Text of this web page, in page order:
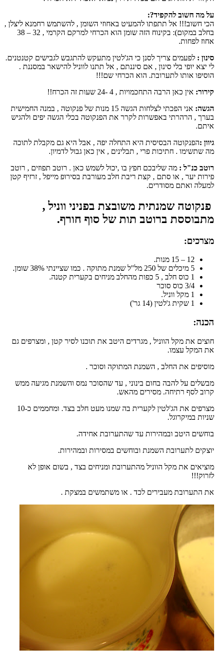
על מה חשוב להקפיד?:
הכי חשוב!!! אל תתפתו להמעיט באחוזי השומן , להשתמש רחמנא ליצלן ,
בחלב במקום): בקינוח הזה שומן הוא הכרחי למרקם הקרמי , 32 – 38
אחוז לפחות.
סינון : לפעמים צריך לסנן כי הג'לטין מתעקש להתגבש לגבישים קטנטנים.
לי יצא יופי בלי סינון , אם סיננתם , אל תתנו לווניל להישאר במסננת .
הוסיפו אותו לתערובת. הוא הכרחי שם!!!
קירור: אין כאן הרבה התחכמויות , 4 -24 שעות זה הכרח!!
הגשה:
אני הפכתי לצלחות הגשה 15 מנות של פנקוטה , במנה החמישית
בערך , הרהרתי באפשרות לקרר את הפנקוטה בכלי הגשה יפים ולהגיש
איתם.
גיוון :הפנקוטה הבסיסית היא התחלה יפה , אבל היא גם מקבלת לתוכה
מה שתשימו . חתיכות פרי , תבלינים , אין כאן גבול לדמיון.
רוטב כנ"ל : מה שליבכם חפץ בו ,יכול לשמש כאן . רוטב תפוזים , רוטב
פירות יער , או סתם , קצת ריבת חלב מעורבת בסירופ מייפל , זרזיף קטן
למעלה ואתם מסודרים.
פנקוטה שמנתית משובצת בפניני ווניל ,
מתבוססת ברוטב תות של סוף חורף.
מצרכים:
12 – 15 מנות.
5 מיכלים של 250 מל"ל שמנת מתוקה . כמו שציינתי 38% שומן.
1 כוס חלב , 5 כפות מהחלב מניחים בקערית קטנה.
3/4 כוס סוכר
1 מקל ווניל.
1 שקית ג'לטין (14 גר')
הכנה:
חוצים את מקל הווניל , מגרדים היטב את תוכנו לסיר קטן , ומצרפים גם
את המקל עצמו.
מוסיפים את החלב , השמנת המתוקה וסוכר .
מבשלים על להבה בחום בינוני , עד שהסוכר נמס והשמנת מגיעה ממש
קרוב לסף רתיחה. מסירים מהאש.
מצרפים את הג'לטין לקערית בה שמנו מעט חלב בצד. ומחממים כ-10
שניות במיקרוגל.
בוחשים היטב ובמהירות עד שהתערובת אחידה.
יוצקים לתערובת השמנת ובוחשים במסירות ובמהירות.
מוציאים את מקל הווניל מהתערובת ומניחים בצד , בשום אופן לא
לזרוק!!!
את התערובת מעבירים לכד . או משתמשים במצקת .